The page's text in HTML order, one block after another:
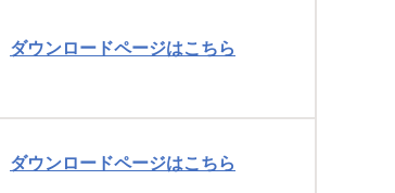
ダウンロードページはこちら
ダウンロードページはこちら